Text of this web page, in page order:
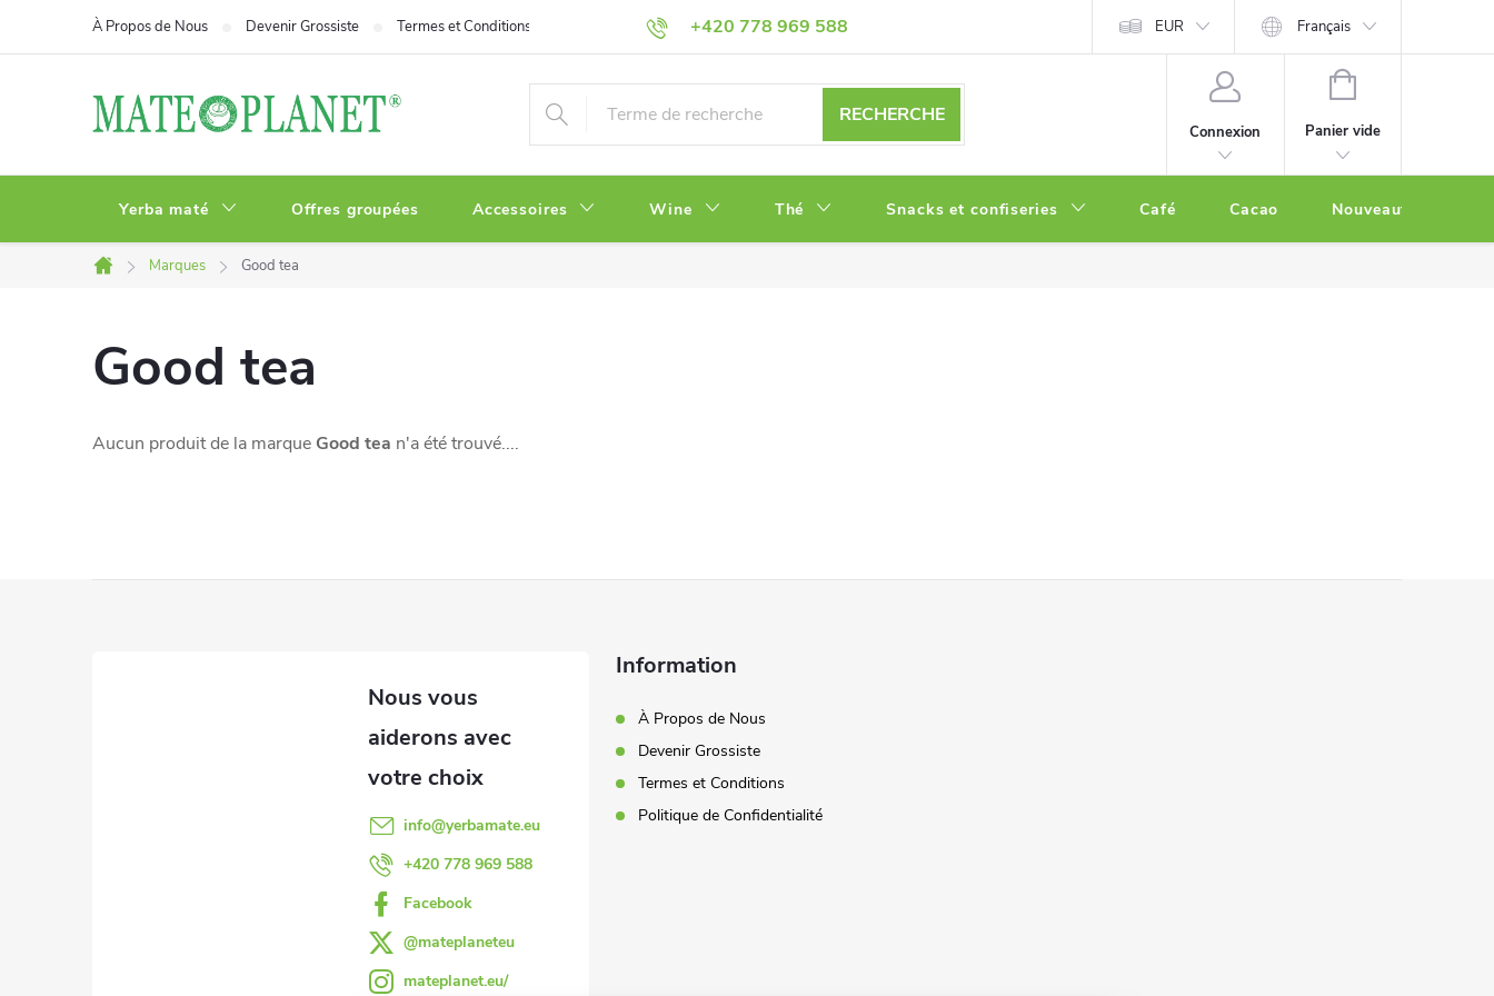
+420 778 969 588
À Propos de Nous Devenir Grossiste Termes et Conditions Politique de Confidentialité EUR Français
RECHERCHE
Connexion
PANIER
Panier vide
Yerba maté Offres groupées Accessoires Wine Thé Snacks et confiseries Café Cacao Nouveautés
Accueil
Marques Good tea
Good tea
Aucun produit de la marque Good tea n'a été trouvé....
info@yerbamate.eu
+420 778 969 588
Facebook
@mateplaneteu
mateplanet.eu/
Information
À Propos de Nous
Devenir Grossiste
Termes et Conditions
Politique de Confidentialité